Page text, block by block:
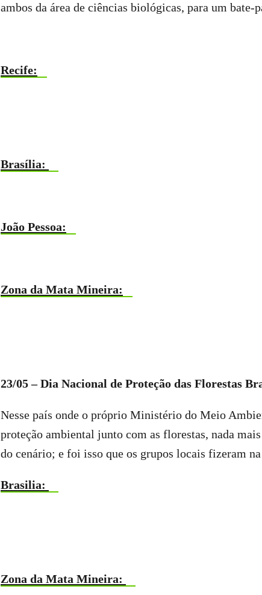
ambos da área de ciências biológicas, para um bate-
Recife:
Brasília:
João Pessoa:
Zona da Mata Mineira:
23/05 – Dia Nacional de Proteção das Florestas
Nesse país onde o próprio Ministério do Meio
proteção ambiental junto com as florestas, nada
do cenário; e foi isso que os grupos locais fizeram na
Brasilia:
Zona da Mata Mineira: